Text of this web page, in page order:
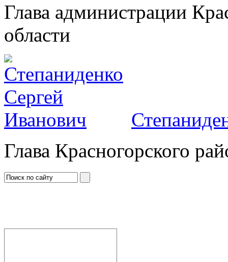
Глава администрации
области
Глава Красногорского